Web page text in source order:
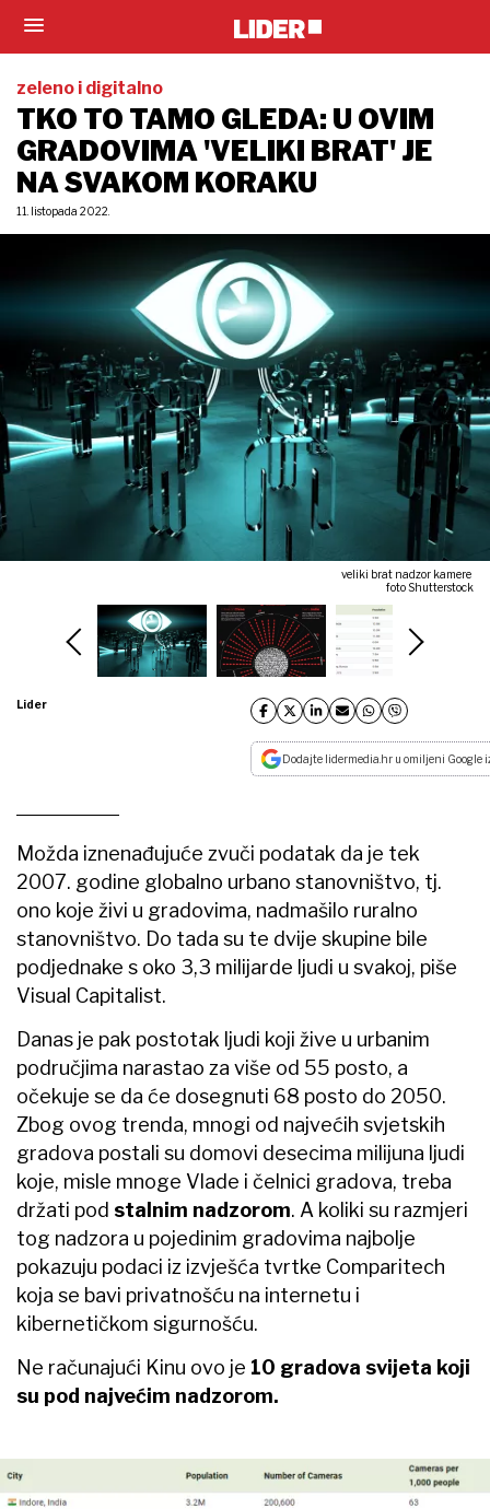
zeleno i digitalno
TKO TO TAMO GLEDA: U OVIM
GRADOVIMA 'VELIKI BRAT' JE
NA SVAKOM KORAKU
11. listopada 2022.
veliki brat nadzor kamere
foto Shutterstock
Lider
Dodajte lidermedia.hr u omiljeni Google
Možda iznenađujuće zvuči podatak da je tek
2007. godine globalno urbano stanovništvo, tj.
ono koje živi u gradovima, nadmašilo ruralno
stanovništvo. Do tada su te dvije skupine bile
podjednake s oko 3,3 milijarde ljudi u svakoj, piše
Visual Capitalist.
Danas je pak postotak ljudi koji žive u urbanim
područjima narastao za više od 55 posto, a
očekuje se da će dosegnuti 68 posto do 2050.
Zbog ovog trenda, mnogi od najvećih svjetskih
gradova postali su domovi desecima milijuna ljudi
koje, misle mnoge Vlade i čelnici gradova, treba
držati pod stalnim nadzorom. A koliki su razmjeri
tog nadzora u pojedinim gradovima najbolje
pokazuju podaci iz izvješća tvrtke Comparitech
koja se bavi privatnošću na internetu i
kibernetičkom sigurnošću.
Ne računajući Kinu ovo je 10 gradova svijeta koji
su pod najvećim nadzorom.